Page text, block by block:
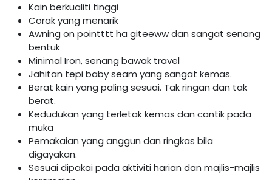
Kain berkualiti tinggi
Corak yang menarik
Awning on pointttt ha giteeww dan sangat senang
bentuk
Minimal Iron, senang bawak travel
Jahitan tepi baby seam yang sangat kemas.
Berat kain yang paling sesuai. Tak ringan dan tak
berat.
Kedudukan yang terletak kemas dan cantik pada
muka
Pemakaian yang anggun dan ringkas bila
digayakan.
Sesuai dipakai pada aktiviti harian dan majlis-majlis